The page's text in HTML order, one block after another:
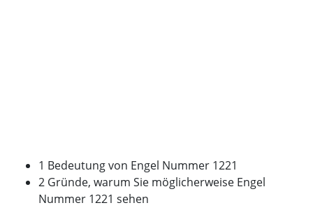
1 Bedeutung von Engel Nummer 1221
2 Gründe, warum Sie möglicherweise Engel
Nummer 1221 sehen